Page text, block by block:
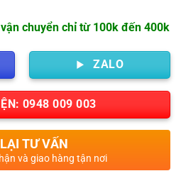
chuyển chỉ từ 100k đến 400k
ZALO
0948 009 003
TƯ VẤN
và giao hàng tận nơi